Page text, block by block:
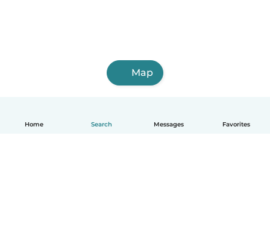
Home Search Messages Favorites
Map